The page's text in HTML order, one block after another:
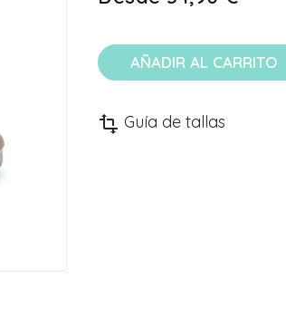
AÑADIR AL CARRITO
transform Guía de tallas